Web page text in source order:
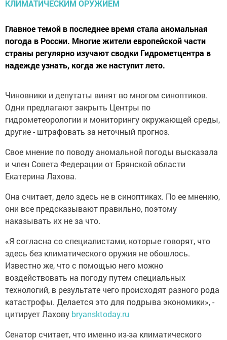
Главное темой в последнее время стала аномальная
погода в России. Многие жители европейской части
страны регулярно изучают сводки Гидрометцентра в
надежде узнать, когда же наступит лето.
Чиновники и депутаты винят во многом синоптиков.
Одни предлагают закрыть Центры по
гидрометеорологии и мониторингу окружающей среды,
другие - штрафовать за неточный прогноз.
Свое мнение по поводу аномальной погоды высказала
и член Совета Федерации от Брянской области
Екатерина Лахова.
Она считает, дело здесь не в синоптиках. По ее мнению,
они все предсказывают правильно, поэтому
наказывать их не за что.
«Я согласна со специалистами, которые говорят, что
здесь без климатического оружия не обошлось.
Известно же, что с помощью него можно
воздействовать на погоду путем специальных
технологий, в результате чего происходят разного рода
катастрофы. Делается это для подрыва экономики», -
цитирует Лахову bryansktoday.ru
Сенатор считает, что именно из-за климатического